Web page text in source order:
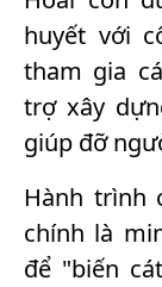
huyết với
tham gia
trợ xây
giúp đỡ
Hành trình
chính là
để "biến